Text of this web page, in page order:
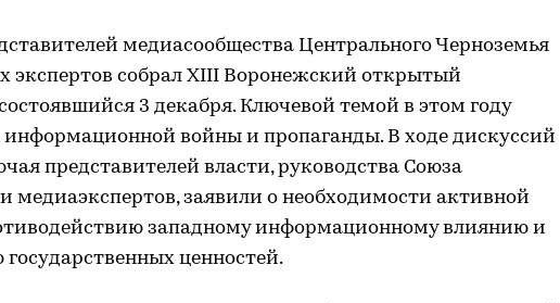
медиасообщества Центрального Черноземья
экспертов собрал XIII Воронежский открытый
3 декабря. Ключевой темой в этом году
войны и пропаганды. В ходе дискуссий
представителей власти, руководства Союза
медиаэкспертов, заявили о необходимости активной
западному информационному влиянию и
ценностей.